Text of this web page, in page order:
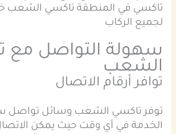
تاكسي في المنطقة تاكسي الشعب
لجميع الركاب
سهولة التواصل مع
الشعب
توافر أرقام الاتصال
توفر تاكسي الشعب وسائل تواصل
الخدمة في أي وقت حيث يمكن